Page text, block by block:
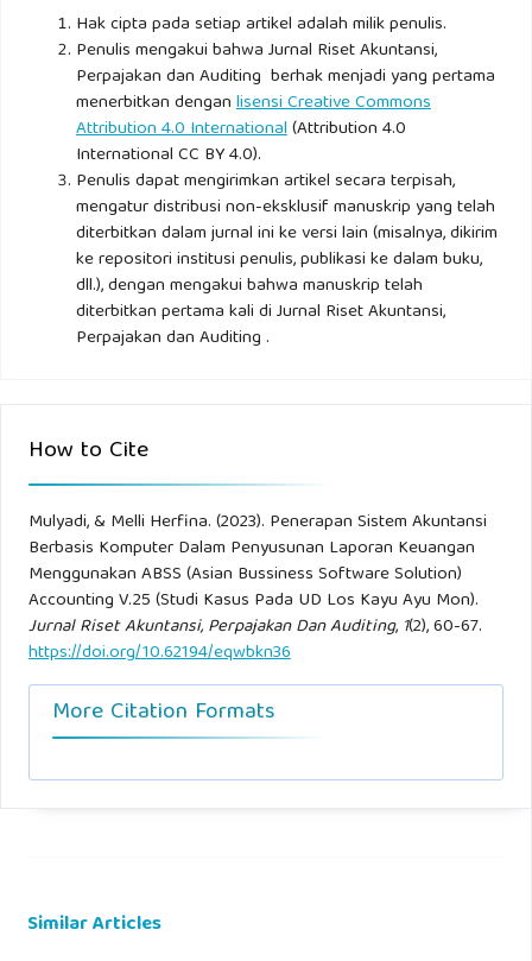
Perkmbangan Anak Usia Dini. Jurnal Pendidkan Anak.
Umami, F. N. (2021). Penerapan Komputer Akuntansi
(MYOB) Pada UMKM Bakpia Ahmad's Family di Kabupaten
Trenggalek. Prosiding National Seminar on Accounting
Finance and Economies (NSAFE), I No 11, 23-35.
Wahyuni, D., & Rabitah. (2019, Agustus 3). Pengolahan Data
Akuntasi Menggunakan Software Accounting MYOB Versi
18 Pada PT. Sumber Usaha Rizkila Medan. Prosiding
Seminar Nasional Teknologi Informasi Komputer dan Sains
Wardoyo, D. U., Sinaga, S. T., & Mawarni, A. (2023).
Disiplin Indonesia.
Weygandt, J. J., Kieso, D. E., Kimmel, P. D., Trenholm, B.,
Warren, V., & Novak, L. (2019). Accounting Principles,
Volume 2. John Wiley & Sons. Dalam J. J. Weygandt, D. E.
Kieso, P. D. Kimmel, B. Trenholm, V. Warren, & L. Novak,
Accounting Principles, Volume 2. John Wiley & Sons.
Windari, C., Supriyana, A., & Rahmawati, M. (2021, April 1).
Hak cipta pada setiap artikel adalah milik penulis.
Penulis mengakui bahwa Jurnal Riset Akuntansi,
Perpajakan dan Auditing berhak menjadi yang pertama
menerbitkan denganlisensi Creative Commons
Attribution 4.0 International(Attribution 4.0
International CC BY 4.0).
Penulis dapat mengirimkan artikel secara terpisah,
mengatur distribusi non-eksklusif manuskrip yang telah
diterbitkan dalam jurnal ini ke versi lain (misalnya, dikirim
ke repositori institusi penulis, publikasi ke dalam buku,
dll.), dengan mengakui bahwa manuskrip telah
diterbitkan pertama kali di Jurnal Riset Akuntansi,
Perpajakan dan Auditing .
How to Cite
Mulyadi, & Melli Herfina. (2023). Penerapan Sistem Akuntansi
Berbasis Komputer Dalam Penyusunan Laporan Keuangan
Menggunakan ABSS (Asian Bussiness Software Solution)
Accounting V.25 (Studi Kasus Pada UD Los Kayu Ayu Mon).
Jurnal Riset Akuntansi, Perpajakan Dan Auditing, 1(2), 60-67.
https://doi.org/10.62194/eqwbkn36
More Citation Formats
Similar Articles